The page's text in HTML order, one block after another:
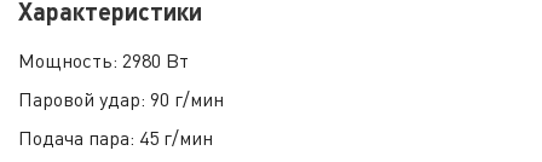
Характеристики
Мощность: 2980 Вт
Паровой удар: 90 г/мин
Подача пара: 45 г/мин